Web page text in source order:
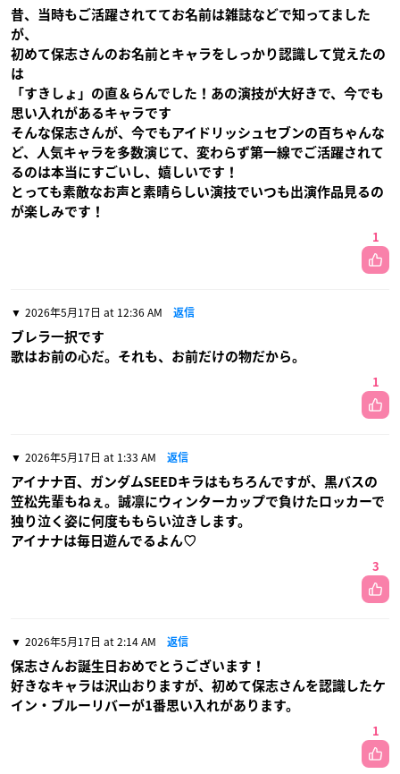
昔、当時もご活躍されててお名前は雑誌などで知ってました
が、
初めて保志さんのお名前とキャラをしっかり認識して覚えたの
は
「すきしょ」の直＆らんでした！あの演技が大好きで、今でも
思い入れがあるキャラです
そんな保志さんが、今でもアイドリッシュセブンの百ちゃんな
ど、人気キャラを多数演じて、変わらず第一線でご活躍されて
るのは本当にすごいし、嬉しいです！
とっても素敵なお声と素晴らしい演技でいつも出演作品見るの
が楽しみです！
1
2026年5月17日 at 12:36 AM 返信
ブレラ一択です
歌はお前の心だ。それも、お前だけの物だから。
1
2026年5月17日 at 1:33 AM 返信
アイナナ百、ガンダムSEEDキラはもちろんですが、黒バスの
笠松先輩もねぇ。誠凛にウィンターカップで負けたロッカーで
独り泣く姿に何度ももらい泣きします。
アイナナは毎日遊んでるよん♡
3
2026年5月17日 at 2:14 AM 返信
保志さんお誕生日おめでとうございます！
好きなキャラは沢山おりますが、初めて保志さんを認識したケ
イン・ブルーリバーが1番思い入れがあります。
1